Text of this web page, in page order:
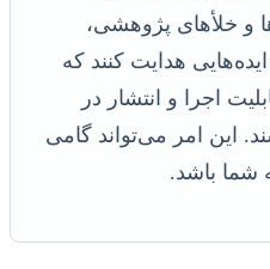
و خلأهای پژوهشی،
هدایت کنند که
اجرا و انتشار در
این امر می‌تواند گامی
شما باشد.